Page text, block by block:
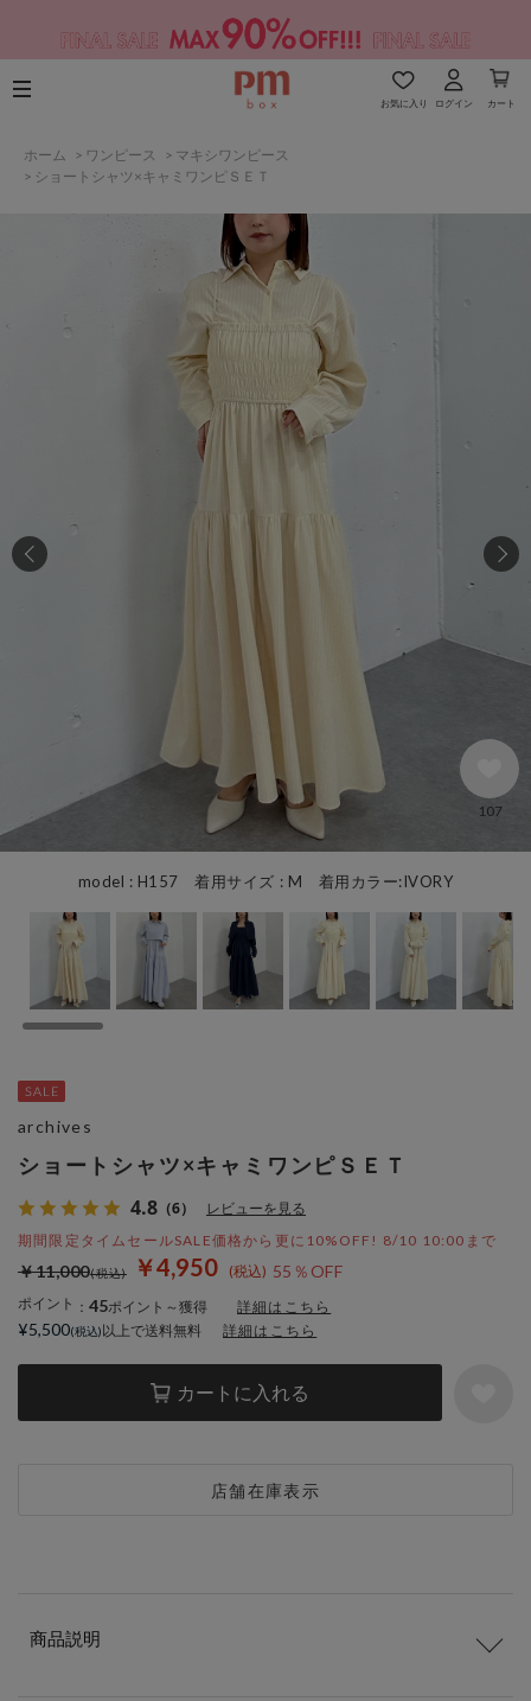
お気に入り ログイン カート
ホーム > ワンピース > マキシワンピース
> ショートシャツ×キャミワンピＳＥＴ
model : H157 着用サイズ : M 着用カラー:IVORY
107
ショートシャツ×キャミワンピＳＥＴ
4.8 （6） レビューを見る
期間限定タイムセールSALE価格から更に10%OFF! 8/10 10:00まで
￥4,950 55％OFF
￥11,000
ポイント ： 45ポイント～獲得 詳細はこちら
カートに入れる
店舗在庫表示
archives
¥5,500 以上で送料無料 詳細はこちら
商品説明